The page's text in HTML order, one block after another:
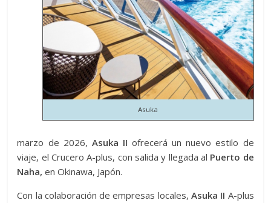
Asuka
marzo de 2026, Asuka II ofrecerá un nuevo estilo de
viaje, el Crucero A-plus, con salida y llegada al Puerto de
Naha, en Okinawa, Japón.
Con la colaboración de empresas locales, Asuka II A-plus